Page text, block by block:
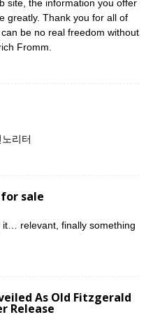
site, the information you offer
greatly. Thank you for all of
be no real freedom without
Fromm.
리터
sale
it… relevant, finally something
As Old Fitzgerald
Release